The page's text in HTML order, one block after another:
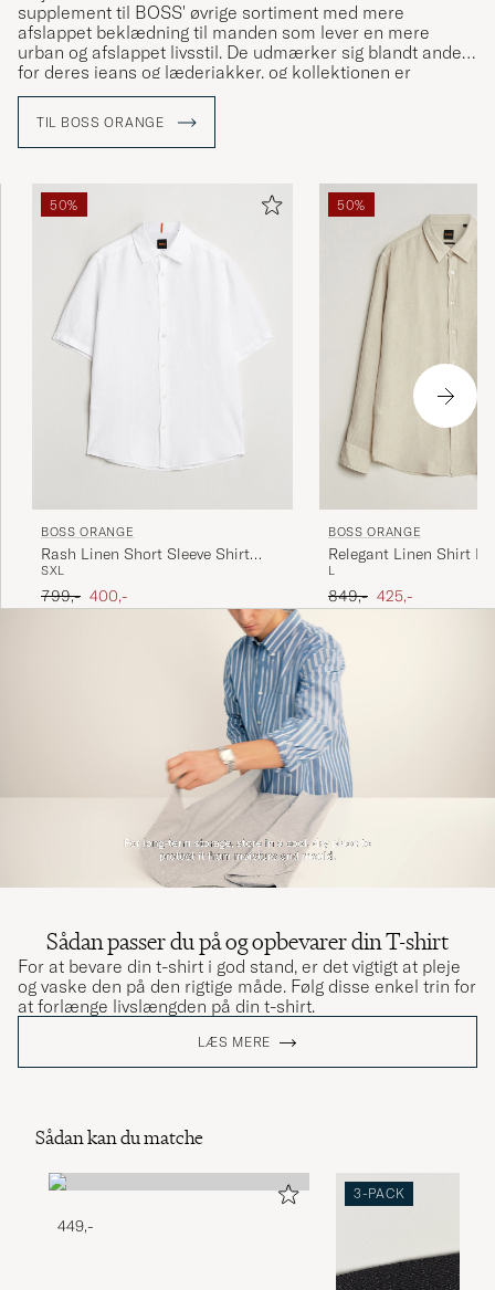
supplement til BOSS' øvrige sortiment med mere
afslappet beklædning til manden som lever en mere
urban og afslappet livsstil. De udmærker sig blandt andet
for deres jeans og læderjakker, og kollektionen er
målrettet manden med et ungt sind som vil udtrykke en
individuel og fritænkende stil.
TIL BOSS ORANGE
50%
BOSS ORANGE
Rash Linen Short Sleeve Shirt
White
SXL
Ordinary pris
799,- Nedsat pris
400,-
50%
BOSS ORANGE
Relegant Linen Shirt
L
Ordinary pris
849,- Nedsat pris
425,-
Sådan passer du på og opbevarer din T-shirt
For at bevare din t-shirt i god stand, er det vigtigt at pleje
og vaske den på den rigtige måde. Følg disse enkel trin for
at forlænge livslængden på din t-shirt.
LÆS MERE
Sådan kan du matche
449,-
3-PACK